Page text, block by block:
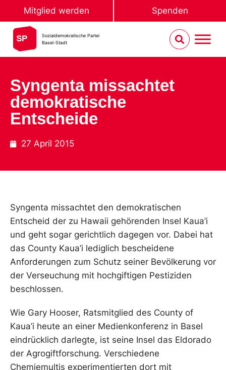
Mitglied werden Spenden
Sozialdemokratische Partei
Basel-Stadt
Syngenta missachtet
demokratische
Entscheide
27 April 2015
Syngenta missachtet den demokratischen
Entscheid der zu Hawaii gehörenden Insel Kaua’i
und geht sogar gerichtlich dagegen vor. Dabei hat
das County Kaua’i lediglich bescheidene
Anforderungen zum Schutz seiner Bevölkerung vor
der Verseuchung mit hochgiftigen Pestiziden
beschlossen.
Wie Gary Hooser, Ratsmitglied des County of
Kaua’i heute an einer Medienkonferenz in Basel
eindrücklich darlegte, ist seine Insel das Eldorado
der Agrogiftforschung. Verschiedene
Chemiemultis experimentierten dort mit